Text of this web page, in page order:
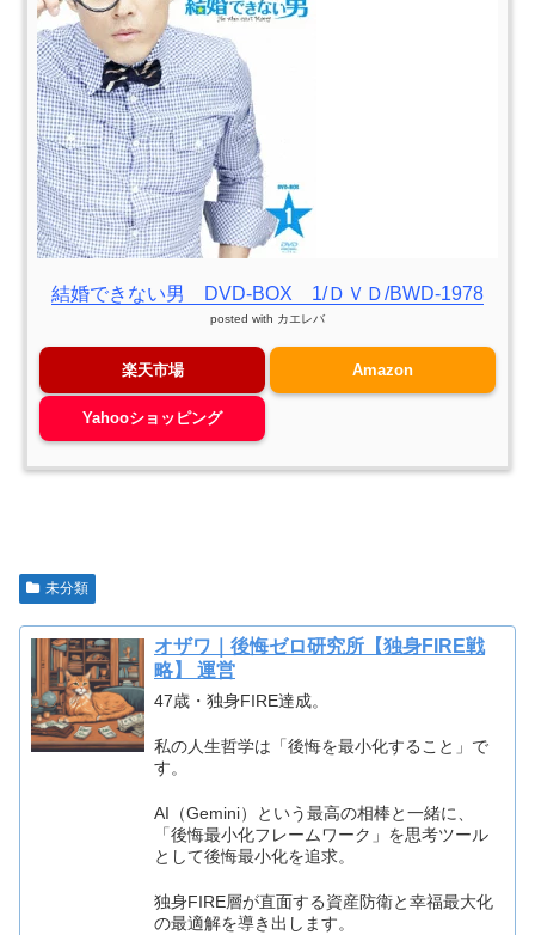
結婚できない男 DVD-BOX 1/ＤＶＤ/BWD-1978
posted with カエレバ
楽天市場 Amazon
Yahooショッピング
未分類
オザワ｜後悔ゼロ研究所【独身FIRE戦
略】 運営
47歳・独身FIRE達成。
私の人生哲学は「後悔を最小化すること」で
す。
AI（Gemini）という最高の相棒と一緒に、
「後悔最小化フレームワーク」を思考ツール
として後悔最小化を追求。
独身FIRE層が直面する資産防衛と幸福最大化
の最適解を導き出します。